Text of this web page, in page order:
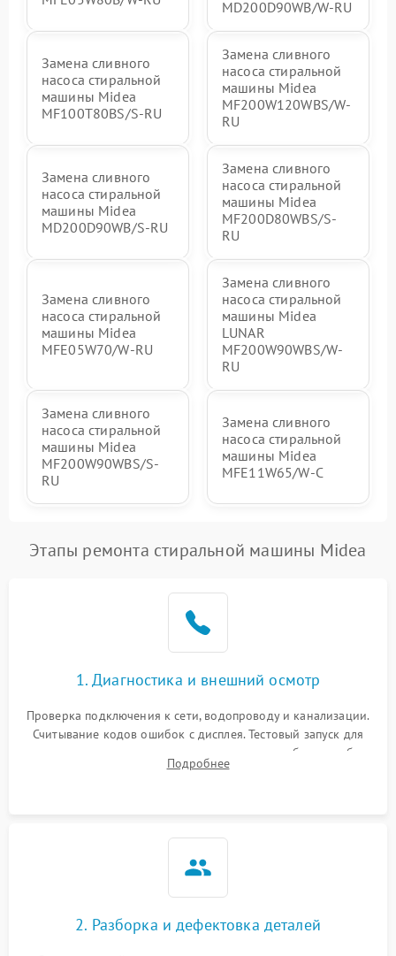
MD200D90WB/W-RU
Замена сливного
насоса стиральной
машины Midea
MF100T80BS/S-RU
Замена сливного
насоса стиральной
машины Midea
MF200W120WBS/W-
RU
Замена сливного
насоса стиральной
машины Midea
MD200D90WB/S-RU
Замена сливного
насоса стиральной
машины Midea
MF200D80WBS/S-
RU
Замена сливного
насоса стиральной
машины Midea
MFE05W70/W-RU
Замена сливного
насоса стиральной
машины Midea
LUNAR
MF200W90WBS/W-
RU
Замена сливного
насоса стиральной
машины Midea
MF200W90WBS/S-
RU
Замена сливного
насоса стиральной
машины Midea
MFE11W65/W-C
Этапы ремонта стиральной машины Midea
1. Диагностика и внешний осмотр
Проверка подключения к сети, водопроводу и канализации.
Считывание кодов ошибок с дисплея. Тестовый запуск для
выявления посторонних шумов, протечек или сбоев в работе
электронного модуля управления.
Подробнее
2. Разборка и дефектовка деталей